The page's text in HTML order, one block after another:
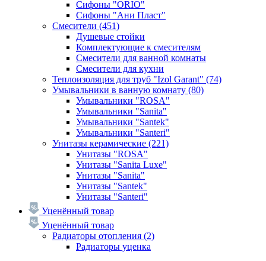
Сифоны "ORIO"
Сифоны "Ани Пласт"
Смесители (451)
Душевые стойки
Комплектующие к смесителям
Смесители для ванной комнаты
Смесители для кухни
Теплоизоляция для труб "Izol Garant" (74)
Умывальники в ванную комнату (80)
Умывальники "ROSA"
Умывальники "Sanita"
Умывальники "Santek"
Умывальники "Santeri"
Унитазы керамические (221)
Унитазы "ROSA"
Унитазы "Sanita Luxe"
Унитазы "Sanita"
Унитазы "Santek"
Унитазы "Santeri"
Уценённый товар
Уценённый товар
Радиаторы отопления (2)
Радиаторы уценка